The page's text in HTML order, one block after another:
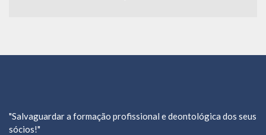
"Salvaguardar a formação profissional e deontológica dos seus
sócios!"